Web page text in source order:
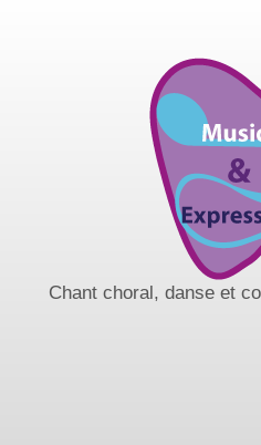
Chant choral, danse et